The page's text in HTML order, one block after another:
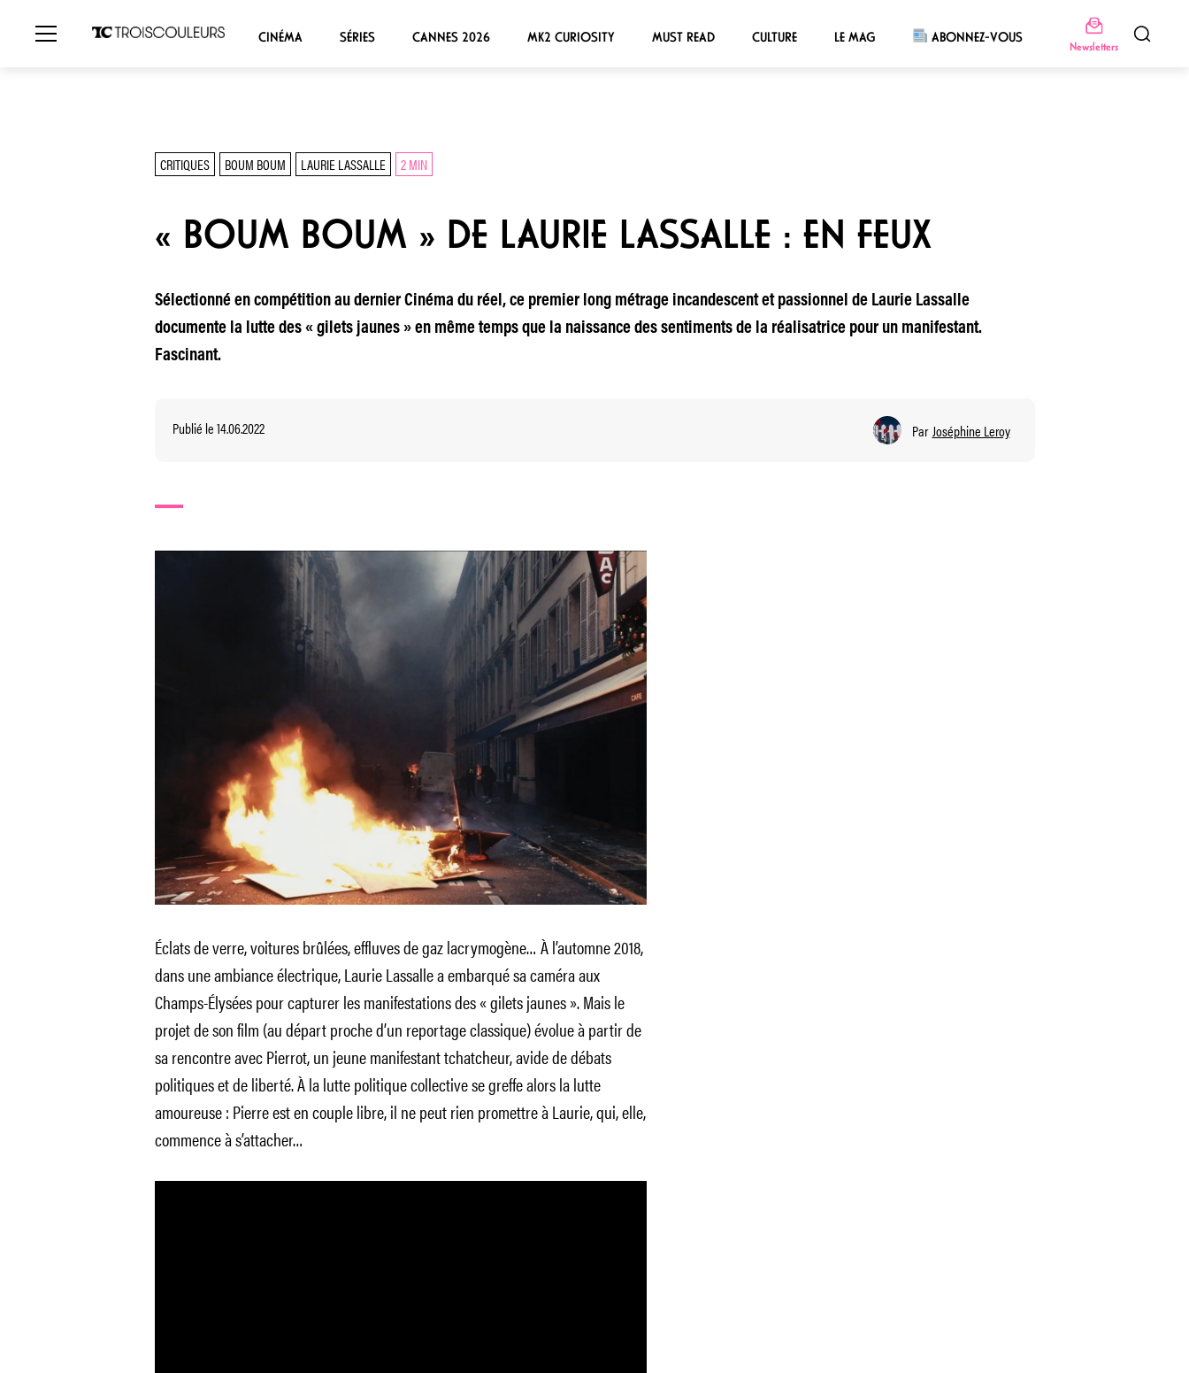
CINÉMA SÉRIES CANNES 2026 MK2 CURIOSITY MUST READ CULTURE LE MAG ABONNEZ-VOUS
Newsletters
CRITIQUES BOUM BOUM LAURIE LASSALLE 2 MIN
« BOUM BOUM » DE LAURIE LASSALLE : EN FEUX
Sélectionné en compétition au dernier Cinéma du réel, ce premier long métrage incandescent et passionnel de Laurie Lassalle
documente la lutte des « gilets jaunes » en même temps que la naissance des sentiments de la réalisatrice pour un manifestant.
Fascinant.
Publié le 14.06.2022 Par Joséphine Leroy
Éclats de verre, voitures brûlées, effluves de gaz lacrymogène… À l’automne 2018,
dans une ambiance électrique, Laurie Lassalle a embarqué sa caméra aux
Champs-Élysées pour capturer les manifestations des « gilets jaunes ». Mais le
projet de son film (au départ proche d’un reportage classique) évolue à partir de
sa rencontre avec Pierrot, un jeune manifestant tchatcheur, avide de débats
politiques et de liberté. À la lutte politique collective se greffe alors la lutte
amoureuse : Pierre est en couple libre, il ne peut rien promettre à Laurie, qui, elle,
commence à s’attacher…